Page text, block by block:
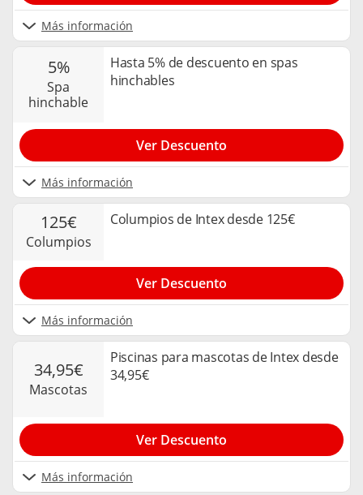
Más información
5%
spa
hinchable
Hasta 5% de descuento en spas
hinchables
Más información
Ver Descuento
125€
columpios
Columpios de Intex desde 125€
Más información
Ver Descuento
34,95€
mascotas
Piscinas para mascotas de Intex desde
34,95€
Más información
Ver Descuento